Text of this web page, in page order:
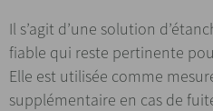
Il s’agit d’une solution
fiable qui reste pertinente
Elle est utilisée comme
supplémentaire en cas de